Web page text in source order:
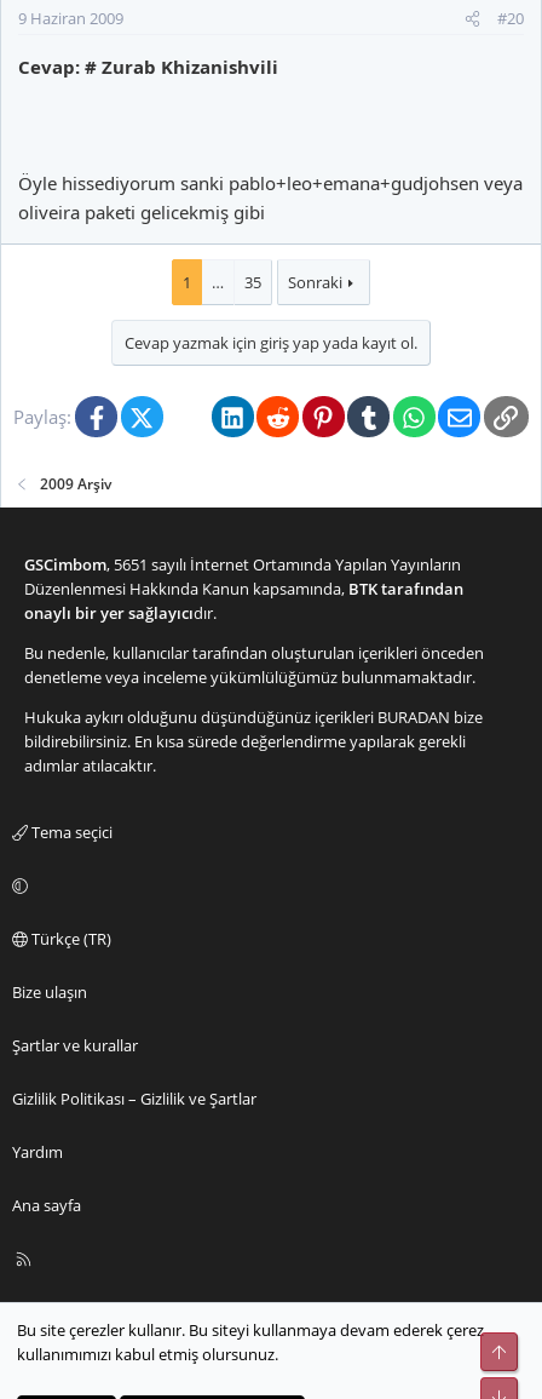
9 Haziran 2009 #20
Cevap: # Zurab Khizanishvili
Öyle hissediyorum sanki pablo+leo+emana+gudjohsen veya
oliveira paketi gelicekmiş gibi
1 … 35 Sonraki
Cevap yazmak için giriş yap yada kayıt ol.
Paylaş: FacebookX (Twitter)BlueskyLinkedInRedditPinterestTumblrWhatsApp
E-posta
2009 Arşiv
GSCimbom, 5651 sayılı İnternet Ortamında Yapılan Yayınların
Düzenlenmesi Hakkında Kanun kapsamında, BTK tarafından
onaylı bir yer sağlayıcıdır.
Bu nedenle, kullanıcılar tarafından oluşturulan içerikleri önceden
denetleme veya inceleme yükümlülüğümüz bulunmamaktadır.
Hukuka aykırı olduğunu düşündüğünüz içerikleri BURADAN bize
bildirebilirsiniz. En kısa sürede değerlendirme yapılarak gerekli
adımlar atılacaktır.
Tema seçici
Türkçe (TR)
Bize ulaşın
Şartlar ve kurallar
Gizlilik Politikası – Gizlilik ve Şartlar
Yardım
Ana sayfa
R
S
Bu site çerezler kullanır. Bu siteyi kullanmaya devam ederek çerez
kullanımımızı kabul etmiş olursunuz.